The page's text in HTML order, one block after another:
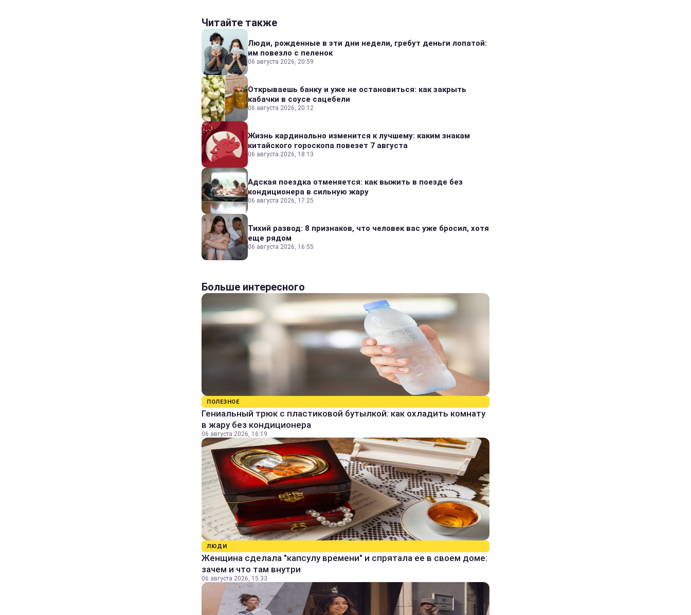
Читайте также
Люди, рожденные в эти дни недели, гребут деньги лопатой:
им повезло с пеленок
06 августа 2026, 20:59
Открываешь банку и уже не остановиться: как закрыть
кабачки в соусе сацебели
06 августа 2026, 20:12
Жизнь кардинально изменится к лучшему: каким знакам
китайского гороскопа повезет 7 августа
06 августа 2026, 18:13
Адская поездка отменяется: как выжить в поезде без
кондиционера в сильную жару
06 августа 2026, 17:25
Тихий развод: 8 признаков, что человек вас уже бросил, хотя
еще рядом
06 августа 2026, 16:55
Больше интересного
ПОЛЕЗНОЕ
Гениальный трюк с пластиковой бутылкой: как охладить комнату
в жару без кондиционера
06 августа 2026, 16:19
ЛЮДИ
Женщина сделала "капсулу времени" и спрятала ее в своем доме:
зачем и что там внутри
06 августа 2026, 15:33